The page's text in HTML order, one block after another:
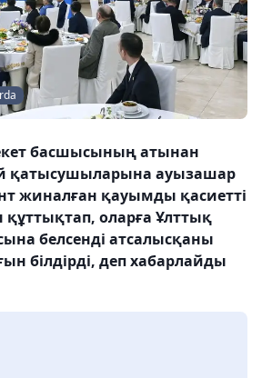
басшысының атынан
қатысушыларына ауызашар
жиналған қауымды қасиетті
оларға Ұлттық
белсенді атсалысқаны
білдірді, деп хабарлайды